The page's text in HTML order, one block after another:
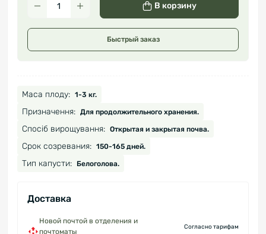
В корзину
Быстрый заказ
Маса плоду: 1-3 кг.
Призначення: Для продолжительного хранения.
Спосіб вирощування: Открытая и закрытая почва.
Срок созревания: 150-165 дней.
Тип капусти: Белоголова.
Доставка
Новой почтой в отделения и
почтоматы
Согласно тарифам